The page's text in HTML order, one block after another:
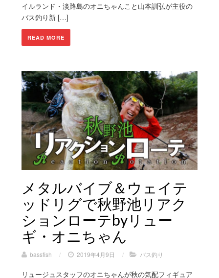
イルランド・淡路島のオニちゃんこと山本訓弘が主役の
バス釣り新 […]
READ MORE
メタルバイブ＆ウェイテ
ッドリグで秋野池リアク
ションローテbyリュー
ギ・オニちゃん
bassfish / 2019年4月9日 / バス釣り
リュージュスタッフのオニちゃんが秋の気配フィギュア